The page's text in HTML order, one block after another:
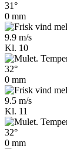
31°
0 mm
9.9 m/s
Kl. 10
32°
0 mm
9.5 m/s
Kl. 11
32°
0 mm